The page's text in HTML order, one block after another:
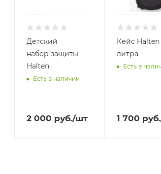
Детский
набор защиты
Halten
Есть в наличии
2 000 руб./шт
Кейс Halten
литра
Есть в
1 700 руб.